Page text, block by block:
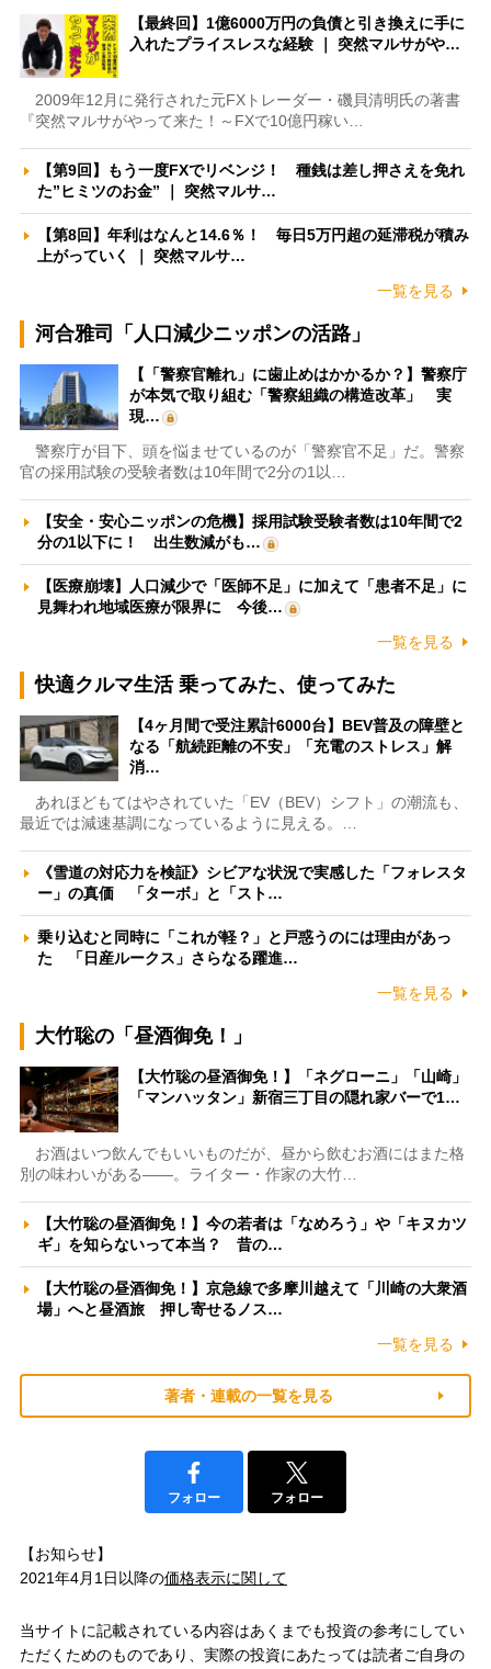
【最終回】1億6000万円の負債と引き換えに手に
入れたプライスレスな経験 ｜ 突然マルサがや…
2009年12月に発行された元FXトレーダー・磯貝清明氏の著書
『突然マルサがやって来た！～FXで10億円稼い…
【第9回】もう一度FXでリベンジ！ 種銭は差し押さえを免れ
た”ヒミツのお金” ｜ 突然マルサ…
【第8回】年利はなんと14.6％！ 毎日5万円超の延滞税が積み
上がっていく ｜ 突然マルサ…
一覧を見る
河合雅司「人口減少ニッポンの活路」
【「警察官離れ」に歯止めはかかるか？】警察庁
が本気で取り組む「警察組織の構造改革」 実
現…
警察庁が目下、頭を悩ませているのが「警察官不足」だ。警察
官の採用試験の受験者数は10年間で2分の1以…
【安全・安心ニッポンの危機】採用試験受験者数は10年間で2
分の1以下に！ 出生数減がも…
【医療崩壊】人口減少で「医師不足」に加えて「患者不足」に
見舞われ地域医療が限界に 今後…
一覧を見る
快適クルマ生活 乗ってみた、使ってみた
【4ヶ月間で受注累計6000台】BEV普及の障壁と
なる「航続距離の不安」「充電のストレス」解
消…
あれほどもてはやされていた「EV（BEV）シフト」の潮流も、
最近では減速基調になっているように見える。…
《雪道の対応力を検証》シビアな状況で実感した「フォレスタ
ー」の真価 「ターボ」と「スト…
乗り込むと同時に「これが軽？」と戸惑うのには理由があっ
た 「日産ルークス」さらなる躍進…
一覧を見る
大竹聡の「昼酒御免！」
【大竹聡の昼酒御免！】「ネグローニ」「山崎」
「マンハッタン」新宿三丁目の隠れ家バーで1…
お酒はいつ飲んでもいいものだが、昼から飲むお酒にはまた格
別の味わいがある――。ライター・作家の大竹…
【大竹聡の昼酒御免！】今の若者は「なめろう」や「キヌカツ
ギ」を知らないって本当？ 昔の…
【大竹聡の昼酒御免！】京急線で多摩川越えて「川崎の大衆酒
場」へと昼酒旅 押し寄せるノス…
一覧を見る
著者・連載の一覧を見る
フォロー フォロー
【お知らせ】
2021年4月1日以降の価格表示に関して
当サイトに記載されている内容はあくまでも投資の参考にしてい
ただくためのものであり、実際の投資にあたっては読者ご自身の